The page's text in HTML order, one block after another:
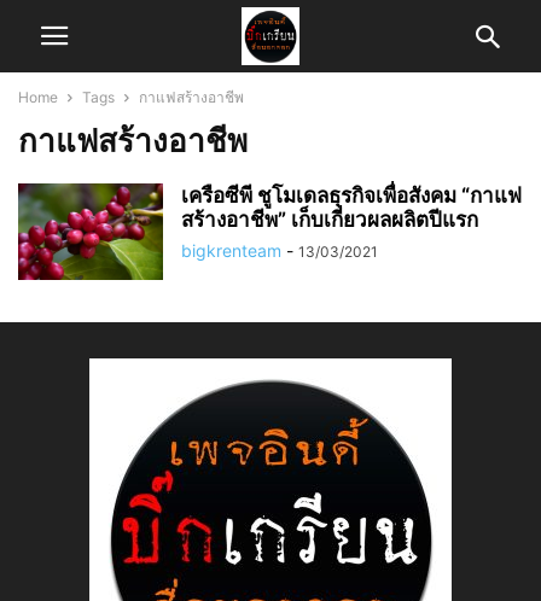
Home Tags กาแฟสร้างอาชีพ
กาแฟสร้างอาชีพ
เครือซีพี ชูโมเดลธุรกิจเพื่อสังคม “กาแฟ
สร้างอาชีพ” เก็บเกี่ยวผลผลิตปีแรก
bigkrenteam - 13/03/2021